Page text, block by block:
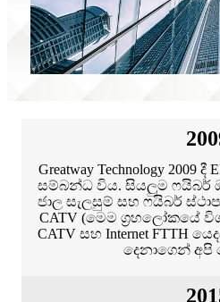
Greatway Technology 2009 දී
සම්බන්ධ විය. සියලුම ෆයිබර්
ජාල සැලසුම් සහ ෆයිබර්
CATV (මෙම ග්‍රහලෝකයේ
CATV සහ Internet FTTH
දෙනාගෙන්